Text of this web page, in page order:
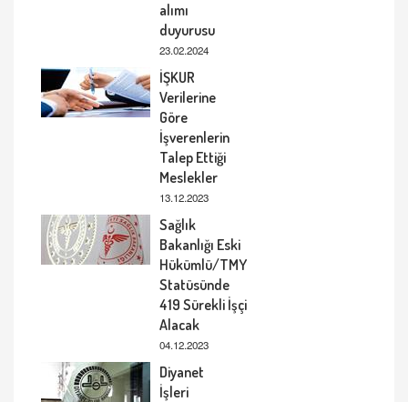
alımı
duyurusu
23.02.2024
İŞKUR
Verilerine
Göre
İşverenlerin
Talep Ettiği
Meslekler
13.12.2023
Sağlık
Bakanlığı Eski
Hükümlü/TMY
Statüsünde
419 Sürekli İşçi
Alacak
04.12.2023
Diyanet
İşleri